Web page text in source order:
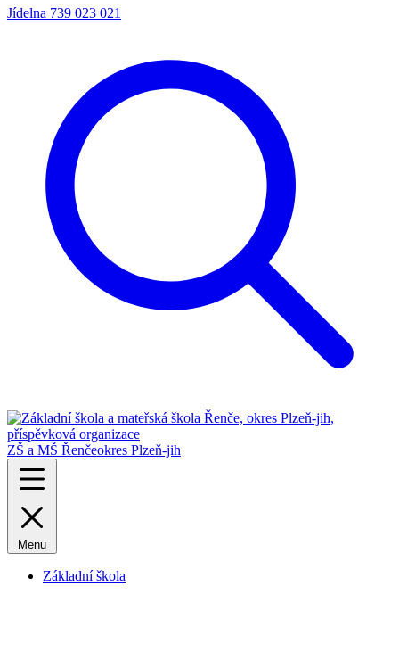
Jídelna 739 023 021
ZŠ a MŠ Řenčeokres Plzeň-jih
Menu
Základní škola